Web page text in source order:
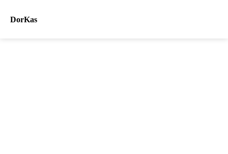
DorKas